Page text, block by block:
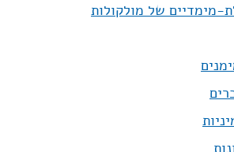
מימדיים של מולקולות